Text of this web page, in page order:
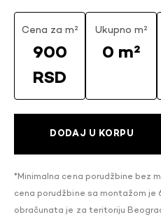
Cena za m²
900
RSD
Ukupno m²
0 m²
DODAJ U KORPU
*Minimalna cena porudžbine bez
cena porudžbine sa montažom je
obračunata je za teritoriju